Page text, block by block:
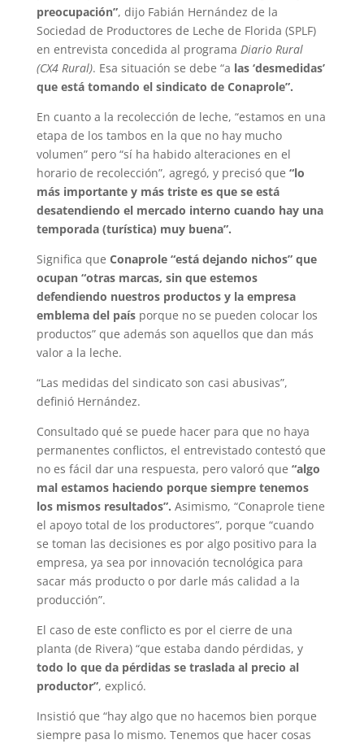
preocupación”, dijo Fabián Hernández de la
Sociedad de Productores de Leche de Florida (SPLF)
en entrevista concedida al programa Diario Rural
(CX4 Rural). Esa situación se debe “a las ‘desmedidas’
que está tomando el sindicato de Conaprole”.
En cuanto a la recolección de leche, “estamos en una
etapa de los tambos en la que no hay mucho
volumen” pero “sí ha habido alteraciones en el
horario de recolección”, agregó, y precisó que “lo
más importante y más triste es que se está
desatendiendo el mercado interno cuando hay una
temporada (turística) muy buena”.
Significa que Conaprole “está dejando nichos” que
ocupan “otras marcas, sin que estemos
defendiendo nuestros productos y la empresa
emblema del paísporque no se pueden colocar los
productos” que además son aquellos que dan más
valor a la leche.
“Las medidas del sindicato son casi abusivas”,
definió Hernández.
Consultado qué se puede hacer para que no haya
permanentes conflictos, el entrevistado contestó que
no es fácil dar una respuesta, pero valoró que “algo
mal estamos haciendo porque siempre tenemos
los mismos resultados”. Asimismo, “Conaprole tiene
el apoyo total de los productores”, porque “cuando
se toman las decisiones es por algo positivo para la
empresa, ya sea por innovación tecnológica para
sacar más producto o por darle más calidad a la
producción”.
El caso de este conflicto es por el cierre de una
planta (de Rivera) “que estaba dando pérdidas, y
todo lo que da pérdidas se traslada al precio al
productor”, explicó.
Insistió que “hay algo que no hacemos bien porque
siempre pasa lo mismo. Tenemos que hacer cosas